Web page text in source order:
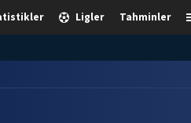
Tahminler
Ligler